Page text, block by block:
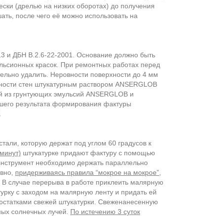
(дрелью на низких оборотах) до получения
после чего её можно использовать на
и ДБН В.2.6-22-2001. Основание должно быть
красок. При ремонтных работах перед
удалить. Неровности поверхности до 4 мм
стен штукатурным раствором ANSERGLOB
грунтующих эмульсий ANSERGLOB и
результата формирования фактуры
которую держат под углом 60 градусов к
штукатурке придают фактуру с помощью
необходимо держать параллельно
придерживаясь правила “мокрое на мокрое”
случае перерыва в работе приклеить малярную
с заходом на малярную ленту и придать ей
свежей штукатурки. Свеженанесенную
солнечных лучей. По истечению 3 суток